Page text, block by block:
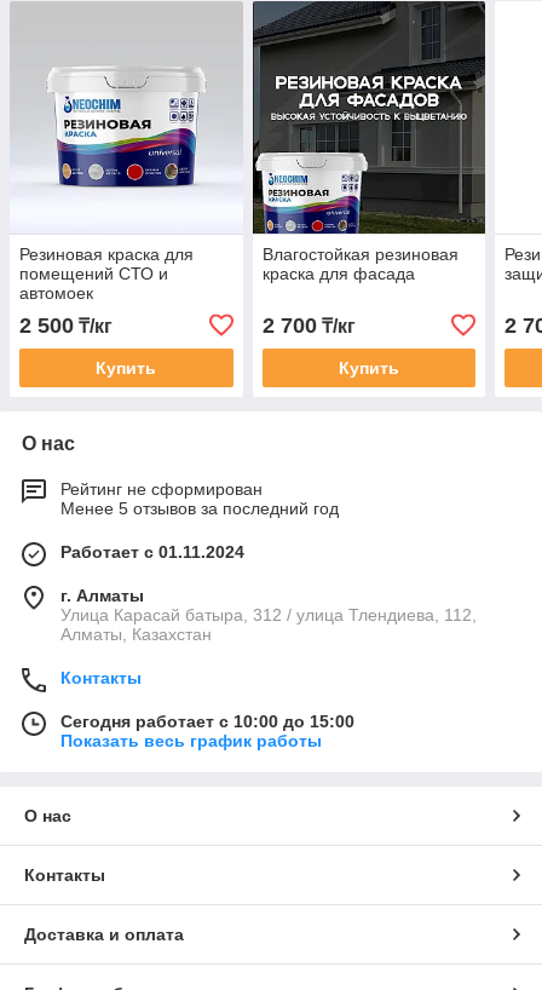
Резиновая краска для
помещений СТО и
автомоек
2 500 ₸/кг
Купить
Влагостойкая резиновая
краска для фасада
2 700₸/кг
Купить
2
О нас
Рейтинг не сформирован
Менее 5 отзывов за последний год
Работает с 01.11.2024
г. Алматы
Улица Карасай батыра, 312 / улица Тлендиева, 112,
Алматы, Казахстан
Контакты
Сегодня работает с 10:00 до 15:00
Показать весь график работы
О нас
Контакты
Доставка и оплата